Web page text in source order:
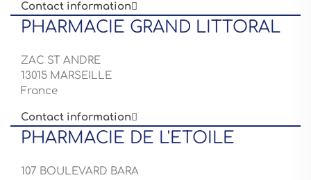
Contact information
PHARMACIE GRAND LITTORAL
ZAC ST ANDRE
13015 MARSEILLE
France
Contact information
PHARMACIE DE L'ETOILE
107 BOULEVARD BARA